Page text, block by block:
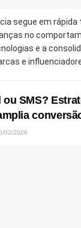
segue em
no
e a
e
SMS?
02/2026